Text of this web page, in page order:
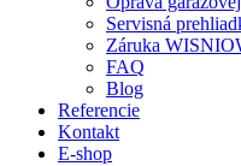
Servisná
Záruka
FAQ
Blog
Referencie
Kontakt
E-shop